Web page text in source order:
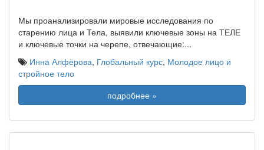
Мы проанализировали мировые исследования по
старению лица и Тела, выявили ключевые зоны на ТЕЛЕ
и ключевые точки на черепе, отвечающие:...
Инна Алфёрова, Глобальный курс, Молодое лицо и
стройное тело
подробнее »